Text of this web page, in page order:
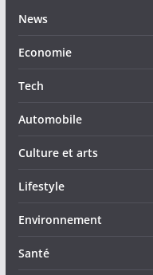
News
Economie
Tech
Automobile
Culture et arts
Lifestyle
Environnement
Santé